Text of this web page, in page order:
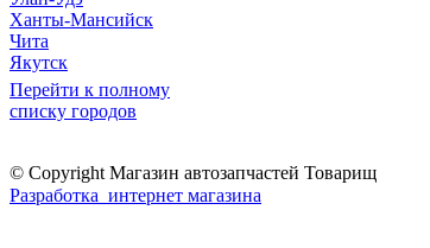
Ханты-Мансийск
Чита
Якутск
Перейти к полному
списку городов
© Copyright Магазин автозапчастей Товарищ
Разработка интернет магазина